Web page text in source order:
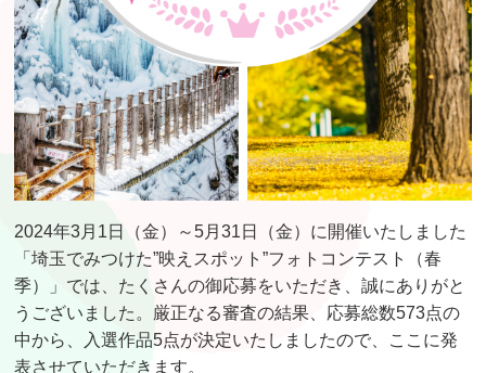
2024年3月1日（金）～5月31日（金）に開催いたしました
「埼玉でみつけた”映えスポット”フォトコンテスト（春
季）」では、たくさんの御応募をいただき、誠にありがと
うございました。厳正なる審査の結果、応募総数573点の
中から、入選作品5点が決定いたしましたので、ここに発
表させていただきます。